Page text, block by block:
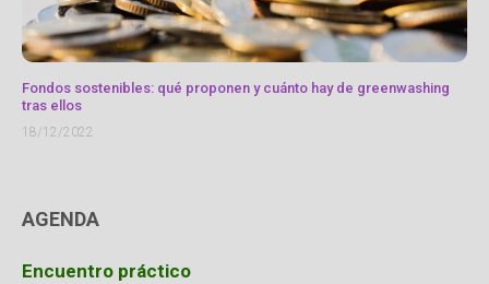
Fondos sostenibles: qué proponen y cuánto hay de greenwashing
tras ellos
18/12/2022
AGENDA
Encuentro práctico